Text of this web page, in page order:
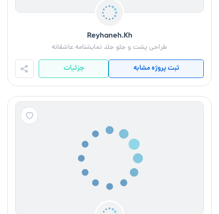
Reyhaneh.Kh
طراحی پشت و جلو جلد نمایشنامه عاشقانه
ثبت پروژه مشابه جزئیات